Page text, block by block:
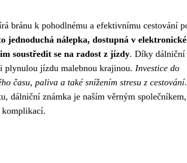
bránu k pohodlnému a efektivnímu cestování
jednoduchá nálepka, dostupná v
soustředit se na radost z jízdy. Díky dálniční
plynulou jízdu malebnou krajinou. Investice do
času, paliva a také snížením stresu z cestování
dálniční známka je naším věrným
komplikací.